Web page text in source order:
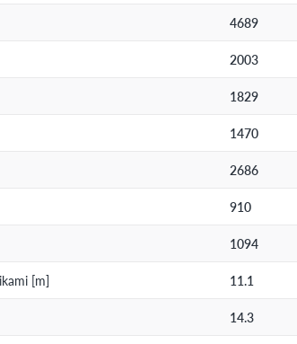
4689
2003
1829
1470
2686
910
1094
[m] 11.1
14.3